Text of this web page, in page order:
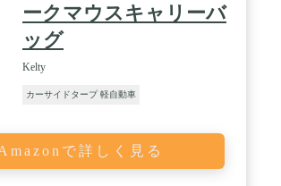
ークマウスキャリーバ
ッグ
Kelty
カーサイドタープ 軽自動車
で詳しく見る